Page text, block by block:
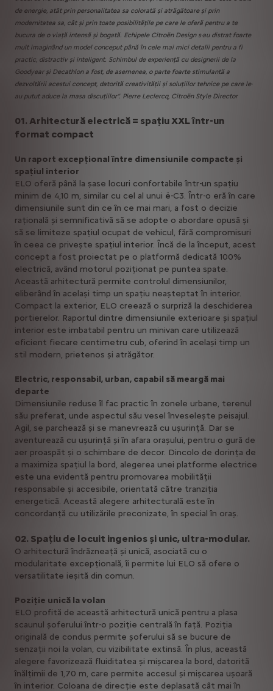
de energie, atât prin personalitatea sa colorată și atrăgătoare și prin
modernitatea sa, cât și prin toate posibilitățile pe care le oferă pentru a te
bucura de o viață intensă și bogată. Echipele Citroën Design s-au distrat foarte
mult imaginând un model conceput până în cele mai mici detalii pentru a fi
practic, distractiv și inteligent. Schimbul de experiență cu designerii de la
Goodyear și Decathlon a fost, de asemenea, o parte foarte stimulantă a
dezvoltării acestui concept, datorită creativității și soluțiilor tehnice pe care le-
au putut aduce la masa discuțiilor“. Pierre Leclercq, Citroën Style Director
01. Arhitectură electrică = spațiu XXL într-un
format compact
Un raport excepțional între dimensiunile compacte și
spațiul interior
ELO oferă până la șase locuri confortabile într-un spațiu
minim de 4,10 m, similar cu cel al unui ë-C3. Într-o eră în care
dimensiunile sunt din ce în ce mai mari, a fost o decizie
rațională și semnificativă să se adopte o abordare opusă și
să se limiteze spațiul ocupat de vehicul, fără compromisuri
în ceea ce privește spațiul interior. Încă de la început, acest
concept a fost proiectat pe o platformă dedicată 100%
electrică, având motorul poziționat pe puntea spate.
Această arhitectură permite controlul dimensiunilor,
eliberând în același timp un spațiu neașteptat în interior.
Compact la exterior, ELO creează o surpriză la deschiderea
portierelor. Raportul dintre dimensiunile exterioare și spațiul
interior este imbatabil pentru un minivan care utilizează
eficient fiecare centimetru cub, oferind în același timp un
stil modern, prietenos și atrăgător.
Electric, responsabil, urban, capabil să meargă mai
departe
Dimensiunile reduse îl fac practic în zonele urbane, terenul
său preferat, unde aspectul său vesel înveselește peisajul.
Agil, se parchează și se manevrează cu ușurință. Dar se
aventurează cu ușurință și în afara orașului, pentru o gură de
aer proaspăt și o schimbare de decor. Dincolo de dorința de
a maximiza spațiul la bord, alegerea unei platforme electrice
este una evidentă pentru promovarea mobilității
responsabile și accesibile, orientată către tranziția
energetică. Această alegere arhitecturală este în
concordanță cu utilizările preconizate, în special în oraș.
02. Spațiu de locuit ingenios și unic, ultra-modular.
O arhitectură îndrăzneață și unică, asociată cu o
modularitate excepțională, îi permite lui ELO să ofere o
versatilitate ieșită din comun.
Poziție unică la volan
ELO profită de această arhitectură unică pentru a plasa
scaunul șoferului într-o poziție centrală în față. Poziția
originală de condus permite șoferului să se bucure de
senzații noi la volan, cu vizibilitate extinsă. În plus, această
alegere favorizează fluiditatea și mișcarea la bord, datorită
înălțimii de 1,70 m, care permite accesul și mișcarea ușoară
în interior. Coloana de direcție este deplasată cât mai în